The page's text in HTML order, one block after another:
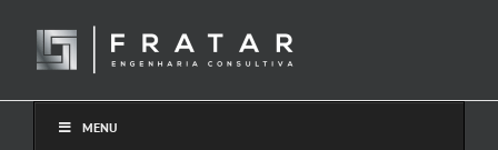
conteúdo
MENU